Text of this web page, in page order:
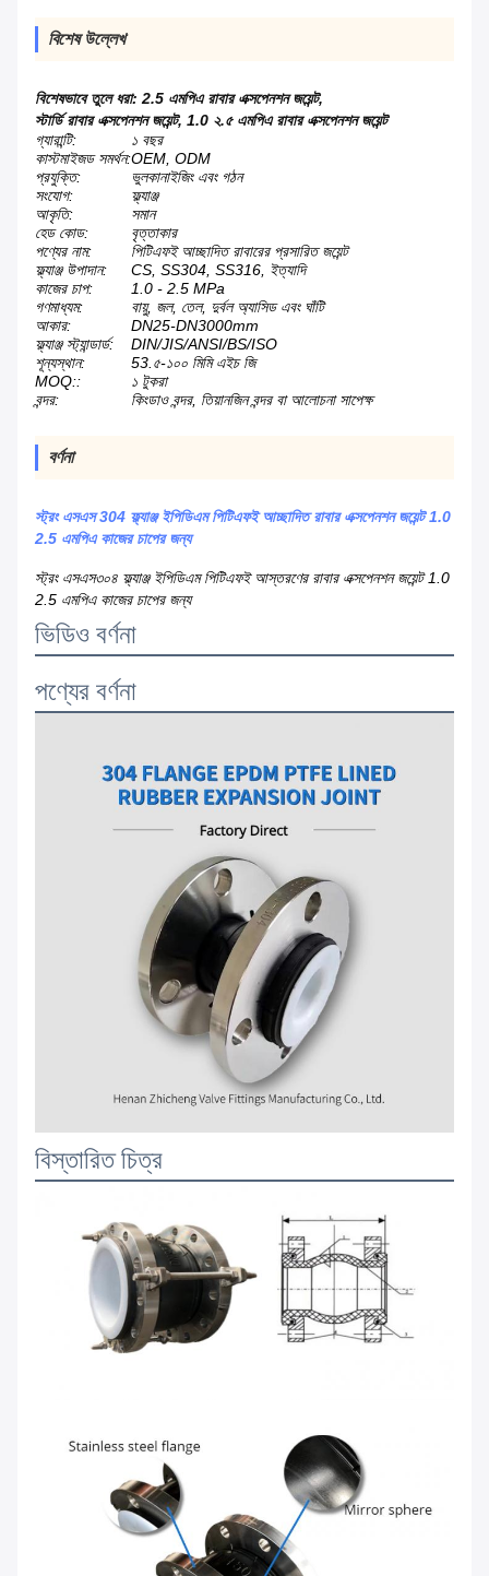
বিশেষ উল্লেখ
বিশেষভাবে তুলে ধরা:2.5 এমপিএ রাবার এক্সপেনশন জয়েন্ট,
স্টার্ডি রাবার এক্সপেনশন জয়েন্ট, 1.0 ২.৫ এমপিএ রাবার এক্সপেনশন জয়েন্ট
গ্যারান্টি:
১ বছর
কাস্টমাইজড সমর্থন:OEM, ODM
প্রযুক্তি:
ভুলকানাইজিং এবং গঠন
সংযোগ:
ফ্ল্যাঞ্জ
আকৃতি:
সমান
হেড কোড:
বৃত্তাকার
পণ্যের নাম:
পিটিএফই আচ্ছাদিত রাবারের প্রসারিত জয়েন্ট
ফ্ল্যাঞ্জ উপাদান:
CS, SS304, SS316, ইত্যাদি
কাজের চাপ:
1.0 - 2.5 MPa
গণমাধ্যম:
বায়ু, জল, তেল, দুর্বল অ্যাসিড এবং ঘাঁটি
আকার:
DN25-DN3000mm
ফ্ল্যাঞ্জ স্ট্যান্ডার্ড:
DIN/JIS/ANSI/BS/ISO
শূন্যস্থান:
53.৫-১০০ মিমি এইচ জি
MOQ::
১ টুকরা
বন্দর:
কিংডাও বন্দর, তিয়ানজিন বন্দর বা আলোচনা সাপেক্ষ
বর্ণনা
স্ট্রং এসএস 304 ফ্ল্যাঞ্জ ইপিডিএম পিটিএফই আচ্ছাদিত রাবার এক্সপেনশন জয়েন্ট 1.0
2.5 এমপিএ কাজের চাপের জন্য
স্ট্রং এসএস৩০৪ ফ্ল্যাঞ্জ ইপিডিএম পিটিএফই আস্তরণের রাবার এক্সপেনশন জয়েন্ট 1.0
2.5 এমপিএ কাজের চাপের জন্য
ভিডিও বর্ণনা
পণ্যের বর্ণনা
বিস্তারিত চিত্র